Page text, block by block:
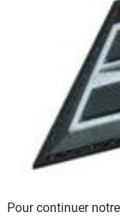
Pour continuer